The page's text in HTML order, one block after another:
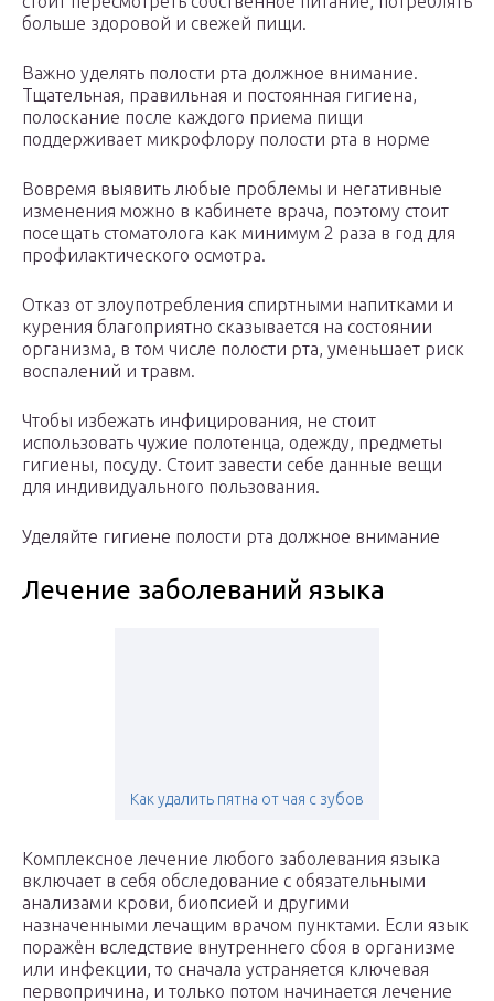
больше здоровой и свежей пищи.
Важно уделять полости рта должное внимание.
Тщательная, правильная и постоянная гигиена,
полоскание после каждого приема пищи
поддерживает микрофлору полости рта в норме
Вовремя выявить любые проблемы и негативные
изменения можно в кабинете врача, поэтому стоит
посещать стоматолога как минимум 2 раза в год для
профилактического осмотра.
Отказ от злоупотребления спиртными напитками и
курения благоприятно сказывается на состоянии
организма, в том числе полости рта, уменьшает риск
воспалений и травм.
Чтобы избежать инфицирования, не стоит
использовать чужие полотенца, одежду, предметы
гигиены, посуду. Стоит завести себе данные вещи
для индивидуального пользования.
Уделяйте гигиене полости рта должное внимание
Лечение заболеваний языка
Как удалить пятна от чая с зубов
Комплексное лечение любого заболевания языка
включает в себя обследование с обязательными
анализами крови, биопсией и другими
назначенными лечащим врачом пунктами. Если язык
поражён вследствие внутреннего сбоя в организме
или инфекции, то сначала устраняется ключевая
первопричина, и только потом начинается лечение